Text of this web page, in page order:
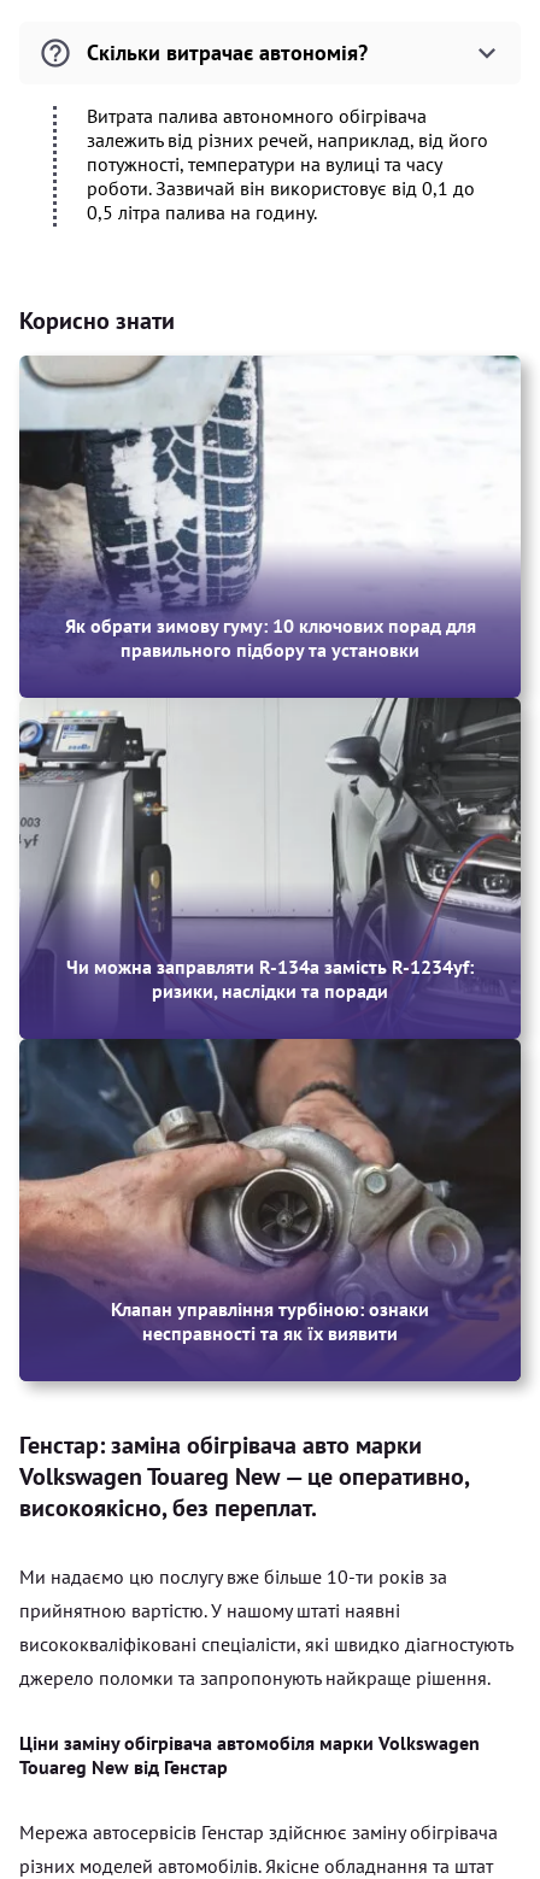
Скільки витрачає автономія?
Витрата палива автономного обігрівача
залежить від різних речей, наприклад, від його
потужності, температури на вулиці та часу
роботи. Зазвичай він використовує від 0,1 до
0,5 літра палива на годину.
Корисно знати
Як обрати зимову гуму: 10 ключових порад для
правильного підбору та установки
Чи можна заправляти R‑134a замість R‑1234yf:
ризики, наслідки та поради
Клапан управління турбіною: ознаки
несправності та як їх виявити
Генстар: заміна обігрівача авто марки
Volkswagen Touareg New — це оперативно,
високоякісно, без переплат.
Ми надаємо цю послугу вже більше 10-ти років за
прийнятною вартістю. У нашому штаті наявні
висококваліфіковані спеціалісти, які швидко діагностують
джерело поломки та запропонують найкраще рішення.
Ціни заміну обігрівача автомобіля марки Volkswagen
Touareg New від Генстар
Мережа автосервісів Генстар здійснює заміну обігрівача
різних моделей автомобілів. Якісне обладнання та штат